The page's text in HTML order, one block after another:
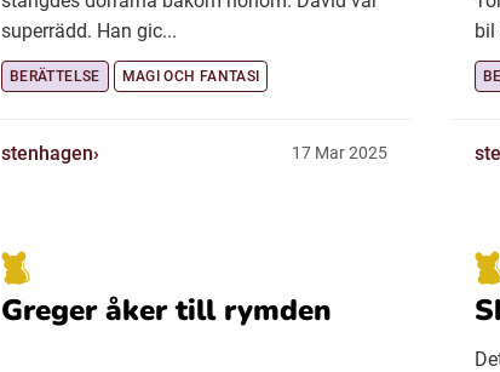
superrädd. Han gic...
BERÄTTELSE MAGI OCH FANTASI
stenhagen 17 Mar 2025
bil
Greger åker till rymden